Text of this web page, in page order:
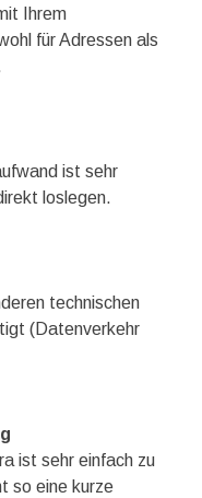
Ihrem
für Adressen als
ist sehr
loslegen.
technischen
(Datenverkehr
ist sehr einfach zu
so eine kurze